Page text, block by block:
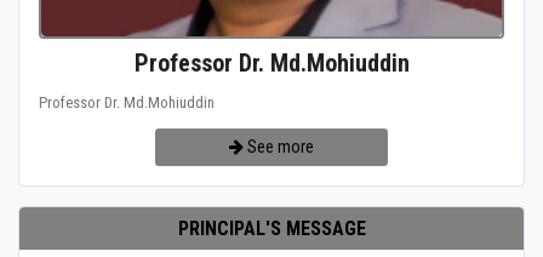
Professor Dr. Md.Mohiuddin
Professor Dr. Md.Mohiuddin
See more
PRINCIPAL'S MESSAGE